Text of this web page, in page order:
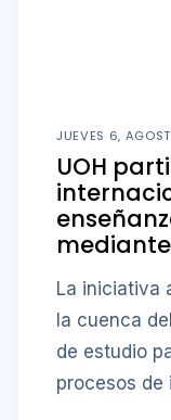
JUEVES 6,
UOH
La iniciativa
la cuenca
de estudio
procesos de